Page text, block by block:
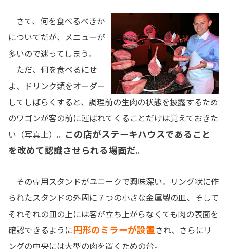
さて、何を食べるべきか
についてだが、メニューが
多いので迷ってしまう。
ただ、何を食べるにせ
よ、ドリンク類をオーダー
してしばらくすると、調理前の生肉の状態を披露するため
のワゴンが客の前に運ばれてくることだけは覚えておきた
い（写真上）。
この店がステーキハウスであること
を改めて認識させられる場面だ。
その専用スタンドがユニークで興味深い。リング状に作
られたスタンドの外周に７つの小さな金属製の皿、そして
それぞれの皿の上には客が立ち上がらなくても肉の表面を
確認できるように円形のミラーが設置され、さらにリ
ングの中央には大型の肉を置くための台。